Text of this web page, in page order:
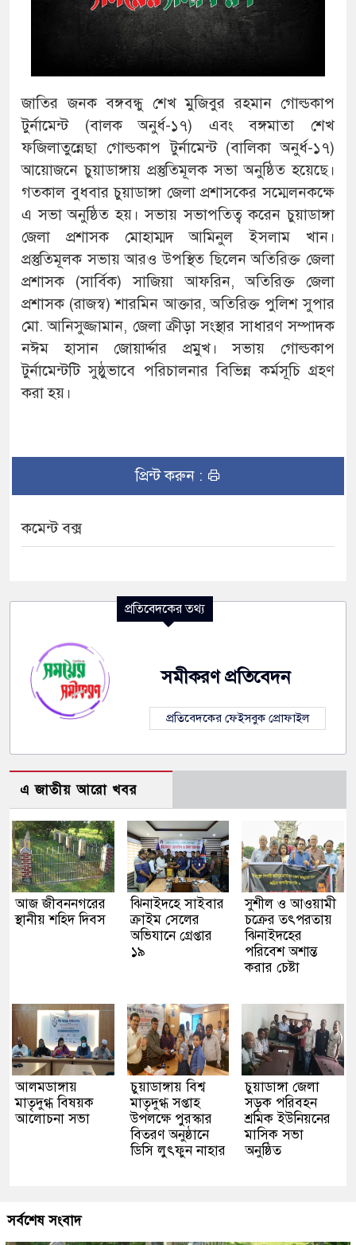
জাতির জনক বঙ্গবন্ধু শেখ মুজিবুর রহমান গোল্ডকাপ
টুর্নামেন্ট (বালক অনুর্ধ-১৭) এবং বঙ্গমাতা শেখ
ফজিলাতুন্নেছা গোল্ডকাপ টুর্নামেন্ট (বালিকা অনুর্ধ-১৭)
আয়োজনে চুয়াডাঙ্গায় প্রস্তুতিমূলক সভা অনুষ্ঠিত হয়েছে।
গতকাল বুধবার চুয়াডাঙ্গা জেলা প্রশাসকের সম্মেলনকক্ষে
এ সভা অনুষ্ঠিত হয়। সভায় সভাপতিত্ব করেন চুয়াডাঙ্গা
জেলা প্রশাসক মোহাম্মদ আমিনুল ইসলাম খান।
প্রস্তুতিমূলক সভায় আরও উপস্থিত ছিলেন অতিরিক্ত জেলা
প্রশাসক (সার্বিক) সাজিয়া আফরিন, অতিরিক্ত জেলা
প্রশাসক (রাজস্ব) শারমিন আক্তার, অতিরিক্ত পুলিশ সুপার
মো. আনিসুজ্জামান, জেলা ক্রীড়া সংস্থার সাধারণ সম্পাদক
নঈম হাসান জোয়ার্দ্দার প্রমুখ। সভায় গোল্ডকাপ
টুর্নামেন্টটি সুষ্ঠুভাবে পরিচালনার বিভিন্ন কর্মসূচি গ্রহণ
করা হয়।
প্রিন্ট করুন :
কমেন্ট বক্স
প্রতিবেদকের তথ্য
সমীকরণ প্রতিবেদন
প্রতিবেদকের ফেইসবুক প্রোফাইল
এ জাতীয় আরো খবর
আজ জীবননগরের
স্থানীয় শহিদ দিবস
ঝিনাইদহে সাইবার
ক্রাইম সেলের
অভিযানে গ্রেপ্তার
১৯
সুশীল ও আওয়ামী
চক্রের তৎপরতায়
ঝিনাইদহের
পরিবেশ অশান্ত
করার চেষ্টা
আলমডাঙ্গায়
মাতৃদুগ্ধ বিষয়ক
আলোচনা সভা
চুয়াডাঙ্গায় বিশ্ব
মাতৃদুগ্ধ সপ্তাহ
উপলক্ষে পুরস্কার
বিতরণ অনুষ্ঠানে
ডিসি লুৎফুন নাহার
চুয়াডাঙ্গা জেলা
সড়ক পরিবহন
শ্রমিক ইউনিয়নের
মাসিক সভা
অনুষ্ঠিত
সর্বশেষ সংবাদ